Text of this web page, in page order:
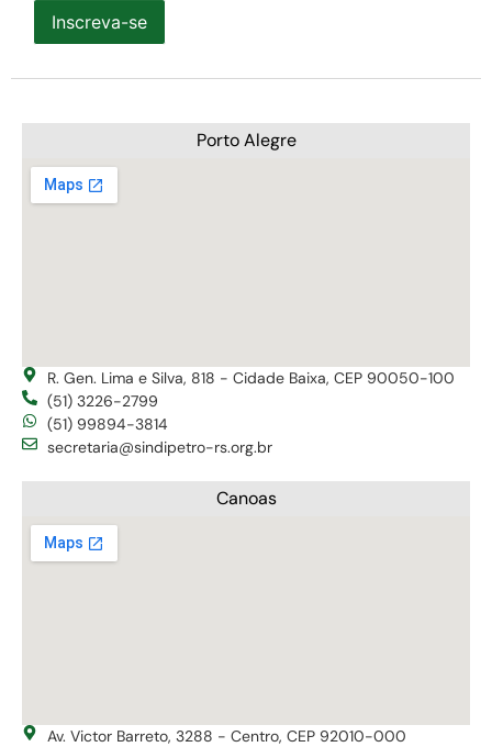
Inscreva-se
Porto Alegre
R. Gen. Lima e Silva, 818 - Cidade Baixa, CEP 90050-100
(51) 3226-2799
(51) 99894-3814
secretaria@sindipetro-rs.org.br
Canoas
Av. Victor Barreto, 3288 - Centro, CEP 92010-000